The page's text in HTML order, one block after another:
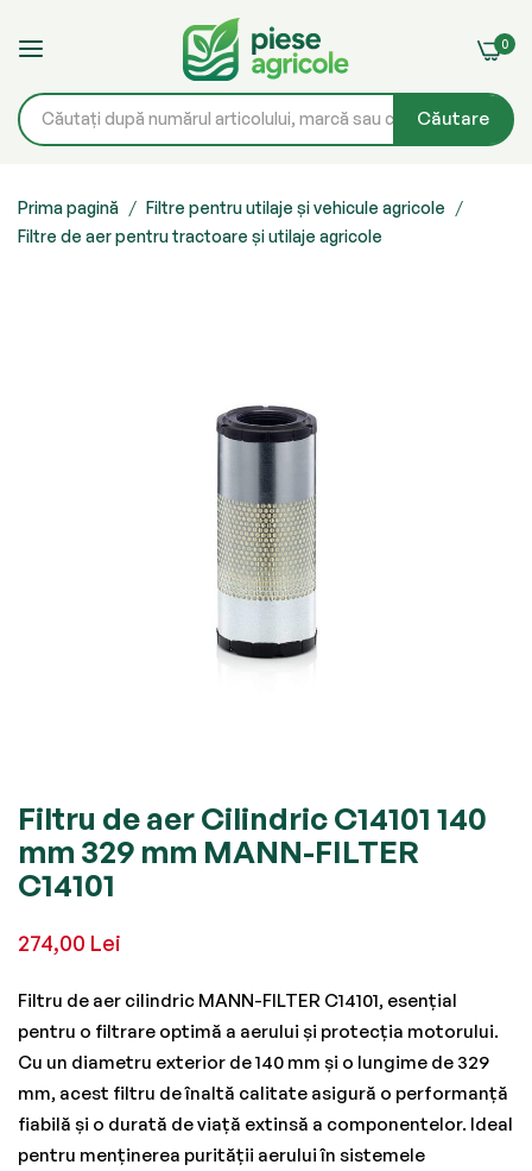
Căutare
0
la
Conținut
Prima pagină
Filtre pentru utilaje și vehicule agricole
Filtre de aer pentru tractoare și utilaje agricole
to
the
beginning
the
gallery
Filtru de aer Cilindric C14101 140
mm 329 mm MANN-FILTER
C14101
274,00 Lei
Filtru de aer cilindric MANN-FILTER C14101, esențial
pentru o filtrare optimă a aerului și protecția motorului.
Cu un diametru exterior de 140 mm și o lungime de 329
mm, acest filtru de înaltă calitate asigură o performanță
fiabilă și o durată de viață extinsă a componentelor. Ideal
pentru menținerea purității aerului în sistemele